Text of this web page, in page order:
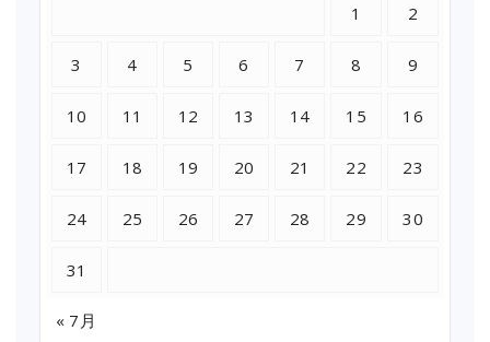
1 2
3 4 5 6 7 8 9
10 11 12 13 14 15 16
17 18 19 20 21 22 23
24 25 26 27 28 29 30
31
« 7月